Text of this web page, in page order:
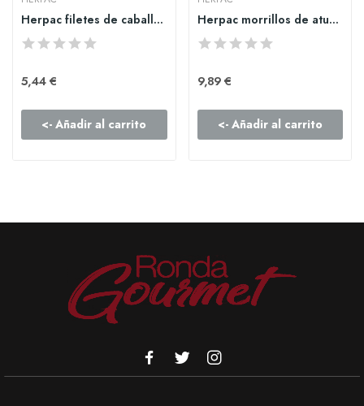
Herpac filetes de caballa en aceite de oliva 245gr
5,44 €
<- Añadir al carrito
Herpac morrillos de atun en aceite 250gr
9,89 €
<- Añadir al carrito